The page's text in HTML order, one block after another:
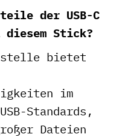
der USB-C
Stick?
bietet
im
Standards,
Dateien